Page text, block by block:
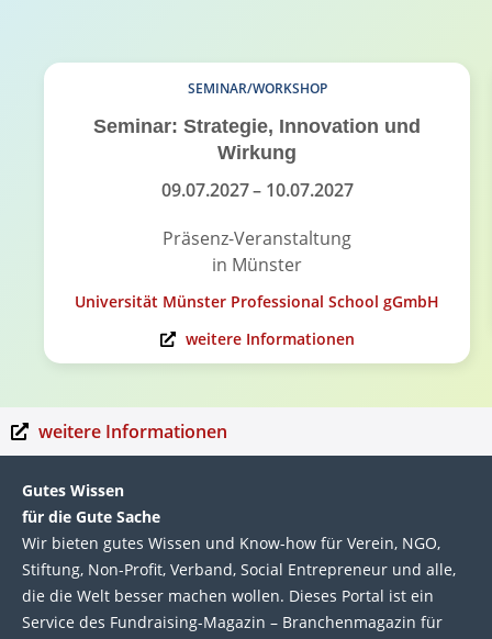
SEMINAR/WORKSHOP
Seminar: Strategie, Innovation und
Wirkung
09.07.2027– 10.07.2027
Präsenz-Veranstaltung
in Münster
Universität Münster Professional School gGmbH
weitere Informationen
weitere Informationen
Gutes Wissen
für die Gute Sache
Wir bie­ten gutes Wis­sen und Know-how für Ver­ein, NGO,
Stif­tung, Non-Profit, Ver­band, Social Entre­pre­neur und alle,
die die Welt bes­ser machen wol­len. Die­ses Por­tal ist ein
Service des Fund­raising-Magazin – Bran­chen­magazin für